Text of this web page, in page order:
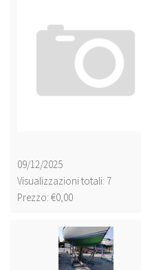
09/12/2025
Visualizzazioni totali: 7
Prezzo: €0,00